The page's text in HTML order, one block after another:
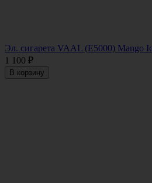
Эл. сигарета VAAL (E5000) Mango
1 100 ₽
В корзину